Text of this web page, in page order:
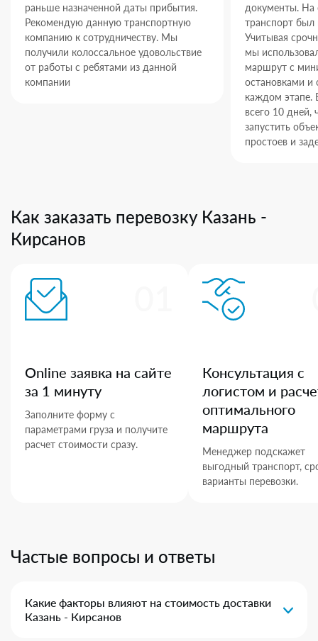
раньше назначенной даты прибытия.
Рекомендую данную транспортную
компанию к сотрудничеству. Мы
получили колоссальное удовольствие
от работы с ребятами из данной
компании
документы. На
транспорт был
Учитывая
мы
маршрут с
остановками и
каждом этапе.
всего 10 дней,
запустить
простоев и
Как заказать перевозку Казань -
Кирсанов
Online заявка на сайте
за 1 минуту
Заполните форму с
параметрами груза и получите
расчет стоимости сразу.
Консультация с
логистом и
оптимального
маршрута
Менеджер подскажет
выгодный транспорт,
варианты перевозки.
Частые вопросы и ответы
Какие факторы влияют на стоимость доставки
Казань - Кирсанов